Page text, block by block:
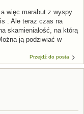
więc marabut z wyspy
. Ale teraz czas na
skamieniałość, na którą
ją podziwiać w
Przejdź do posta